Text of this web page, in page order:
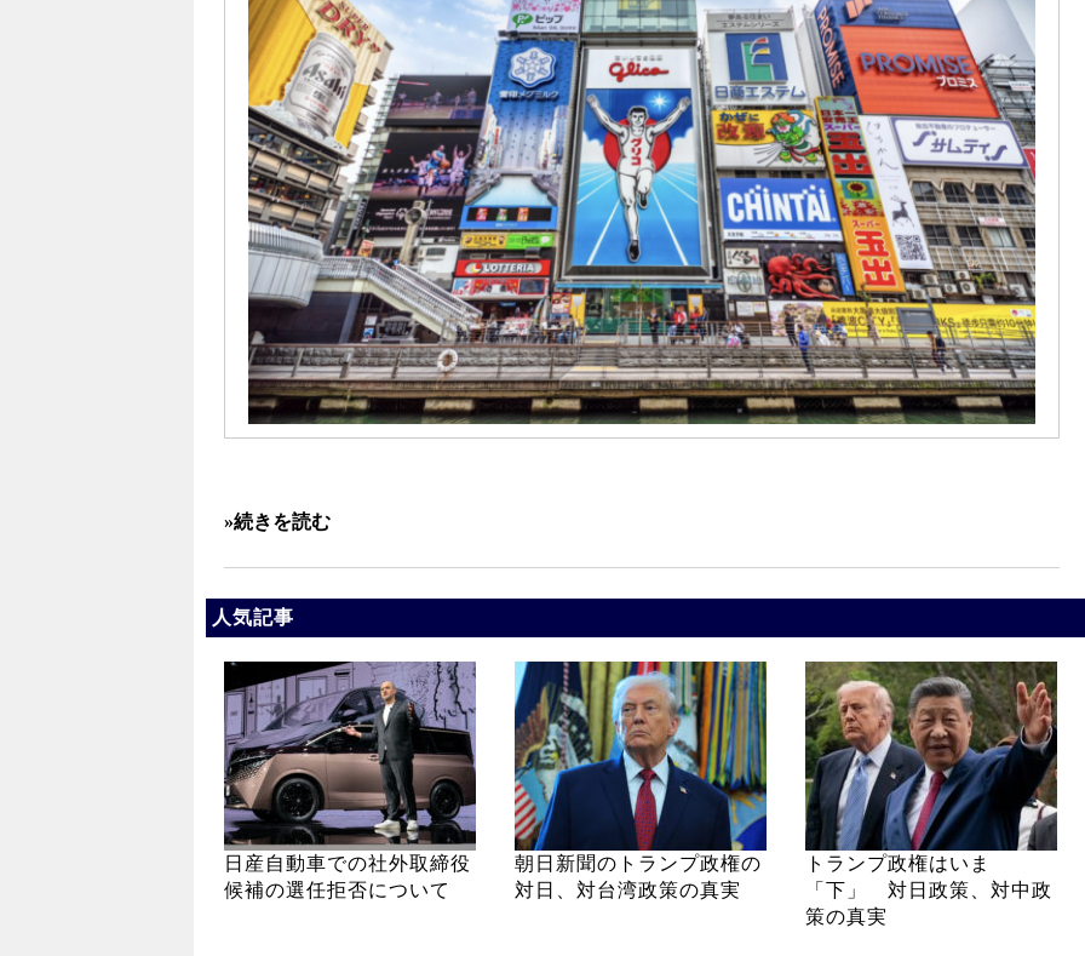
»続きを読む
人気記事
日産自動車での社外取締役
候補の選任拒否について
朝日新聞のトランプ政権の
対日、対台湾政策の真実
トランプ政権はいま
「下」 対日政策、対中政
策の真実